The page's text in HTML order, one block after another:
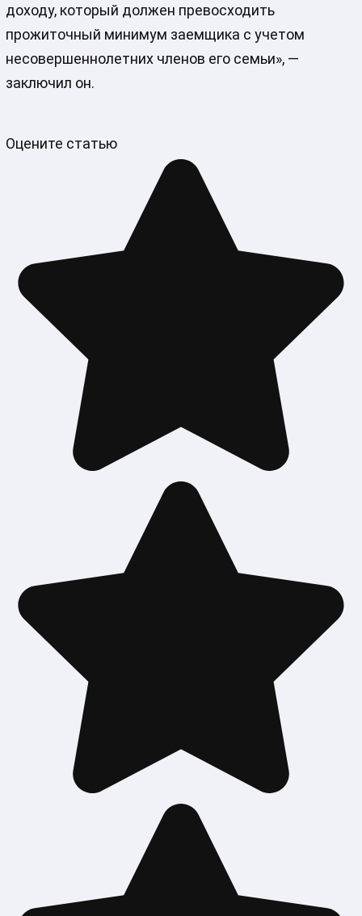
доходу, который должен превосходить
прожиточный минимум заемщика с учетом
несовершеннолетних членов его семьи», —
заключил он.
Оцените статью